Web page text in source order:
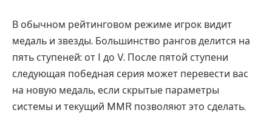
В обычном рейтинговом режиме игрок видит
медаль и звезды. Большинство рангов делится на
пять ступеней: от I до V. После пятой ступени
следующая победная серия может перевести вас
на новую медаль, если скрытые параметры
системы и текущий MMR позволяют это сделать.